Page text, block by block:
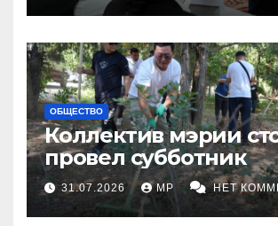
ОБЩЕСТВО
Коллектив мэрии
провел субботник
31.07.2026 MP НЕТ